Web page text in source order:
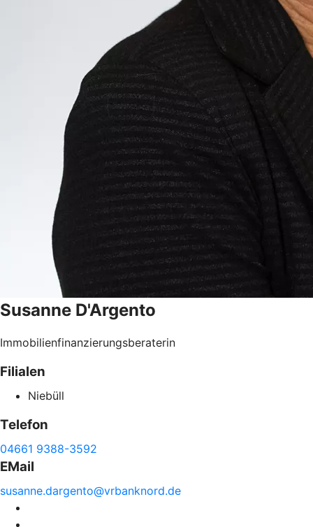
Susanne D'Argento
Immobilienfinanzierungsberaterin
Filialen
Niebüll
Telefon
04661 9388-3592
EMail
susanne.dargento@vrbanknord.de